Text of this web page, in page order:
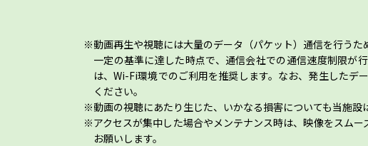
動画再生や視聴には大量のデータ（パケット）通信を行う
一定の基準に達した時点で、通信会社での通信速度制限が
は、Wi-Fi環境でのご利用を推奨します。なお、発生したデ
ください。
動画の視聴にあたり生じた、いかなる損害についても当施設
アクセスが集中した場合やメンテナンス時は、映像をスム
お願いします。